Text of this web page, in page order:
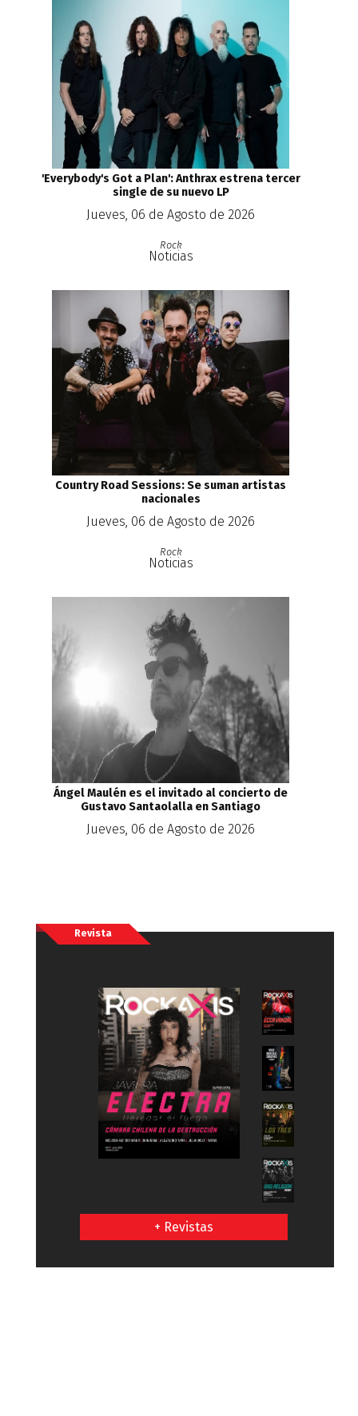
'Everybody's Got a Plan': Anthrax estrena tercer
single de su nuevo LP
Jueves, 06 de Agosto de 2026
Rock
Noticias
Country Road Sessions: Se suman artistas
nacionales
Jueves, 06 de Agosto de 2026
Rock
Noticias
Ángel Maulén es el invitado al concierto de
Gustavo Santaolalla en Santiago
Jueves, 06 de Agosto de 2026
Revista
+ Revistas